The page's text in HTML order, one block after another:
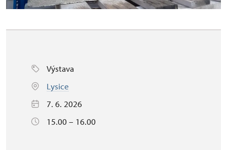
Výstava
Lysice
7. 6. 2026
15.00 – 16.00